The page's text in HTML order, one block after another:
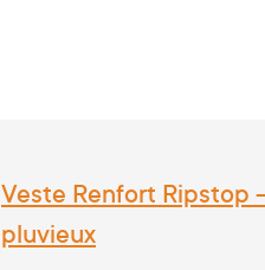
Veste Renfort Ripstop
pluvieux